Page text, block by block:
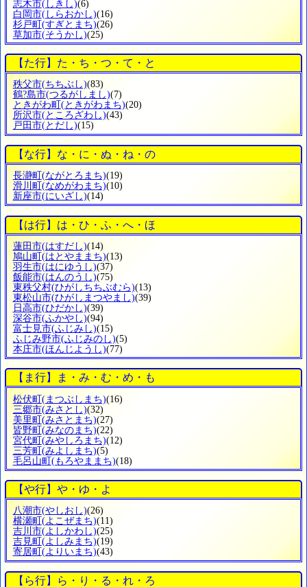
志木市(しきし)(6)
白岡市(しらおかし)(16)
杉戸町(すぎとまち)(26)
草加市(そうかし)(25)
【た行】た・ち・つ・て・と
秩父市(ちちぶし)(83)
鶴?島市(つるがしまし)(7)
ときがわ町 (ときがわまち)(20)
所沢市(ところざわし)(43)
戸田市(とだし)(15)
【な行】な・に・ぬ・ね・の
長瀞町 (ながとろまち)(19)
滑川町 (なめがわまち)(10)
新座市(にいざし)(14)
【は行】は・ひ・ふ・へ・ほ
蓮田市(はすだし)(14)
鳩山町 (はとやままち)(13)
羽生市(はにゆうし)(37)
飯能市(はんのうし)(75)
東秩父村(ひがしちちぶむら)(13)
東松山市(ひがしまつやまし)(39)
日高市(ひだかし)(39)
深谷市(ふかやし)(94)
富士見市(ふじみし)(15)
ふじみ野市(ふじみのし)(5)
本庄市(ほんじようし)(77)
【ま行】ま・み・む・め・も
松伏町(まつぶしまち)(16)
三郷市(みさとし)(32)
美里町(みさとまち)(27)
皆野町(みなのまち)(22)
宮代町(みやしろまち)(12)
三芳町(みよしまち)(5)
毛呂山町(もろやままち)(18)
【や行】や・ゆ・よ
八潮市(やしおし)(26)
横瀬町 (よこぜまち)(11)
吉川市(よしかわし)(25)
吉見町 (よしみまち)(19)
寄居町 (よりいまち)(43)
【ら行】ら・り・る・れ・ろ